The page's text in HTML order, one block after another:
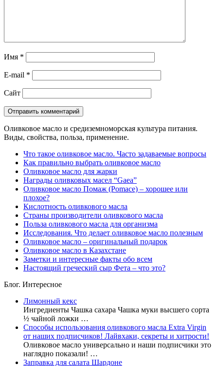
Имя *
E-mail *
Сайт
Оливковое масло и средиземноморская культура питания.
Виды, свойства, польза, применение.
Что такое оливковое масло. Часто задаваемые вопросы
Как правильно выбрать оливковое масло
Оливковое масло для жарки
Награды оливковых масел “Gaea”
Оливковое масло Помаж (Pomace) – хорошее или
плохое?
Кислотность оливкового масла
Страны производители оливкового масла
Польза оливкового масла для организма
Исследования. Что делает оливковое масло полезным
Оливковое масло – оригинальный подарок
Оливковое масло в Казахстане
Заметки и интересные факты обо всем
Настоящий греческий сыр Фета – что это?
Блог. Интересное
Лимонный кекс
Ингредиенты Чашка сахара Чашка муки высшего сорта
½ чайной ложки …
Способы использования оливкового масла Extra Virgin
от наших подписчиков! Лайвхаки, секреты и хитрости!
Оливковое масло универсально и наши подписчики это
наглядно показали! …
Заправка для салата Шардоне